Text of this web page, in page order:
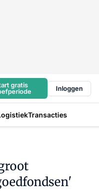
gratis
Inloggen
Transacties